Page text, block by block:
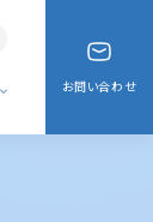
お問い合わせ